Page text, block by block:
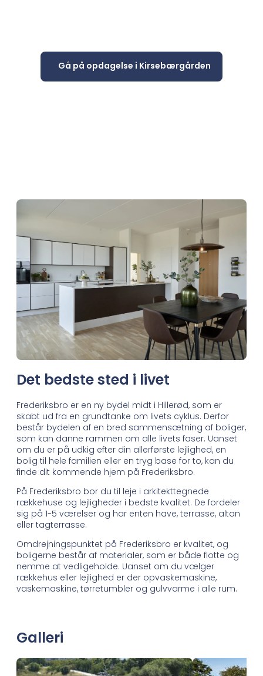
Gå på opdagelse i Kirsebærgården
Det bedste sted i livet
Frederiksbro er en ny bydel midt i Hillerød, som er
skabt ud fra en grundtanke om livets cyklus. Derfor
består bydelen af en bred sammensætning af boliger,
som kan danne rammen om alle livets faser. Uanset
om du er på udkig efter din allerførste lejlighed, en
bolig til hele familien eller en tryg base for to, kan du
finde dit kommende hjem på Frederiksbro.
På Frederiksbro bor du til leje i arkitekttegnede
rækkehuse og lejligheder i bedste kvalitet. De fordeler
sig på 1-5 værelser og har enten have, terrasse, altan
eller tagterrasse.
Omdrejningspunktet på Frederiksbro er kvalitet, og
boligerne består af materialer, som er både flotte og
nemme at vedligeholde. Uanset om du vælger
rækkehus eller lejlighed er der opvaskemaskine,
vaskemaskine, tørretumbler og gulvvarme i alle rum.
Galleri